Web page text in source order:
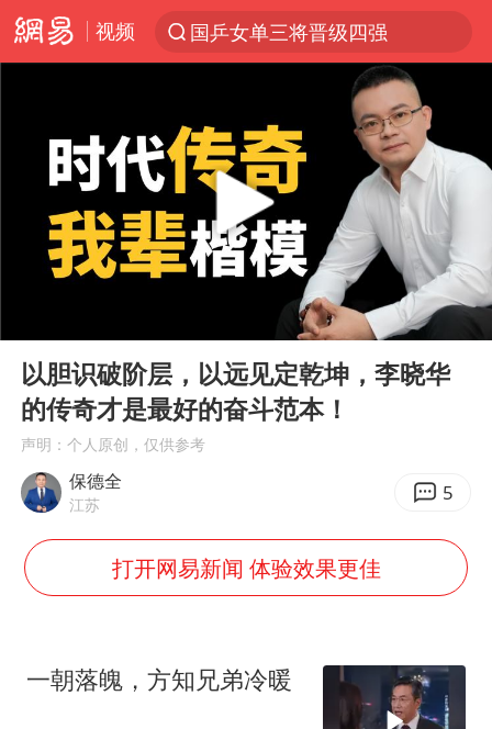
视频
国乒女单三将晋级四强
光影经济撬动暑期消费新蓝海
马克·艾伦退出斯诺克中国公开赛
日本发布排名：“中国第一，美日德韩英法居后”
央视新主播李秋莹孙亚鹏亮相
情侣平潭拍日出坠崖1死1伤
大V：马科斯把路走绝了
白海豚将正面袭击贯穿浙江
杭州全市有序停课
陈思诚零点晒照为佟丽娅庆生
夏日经济乘“热”而上 消费市场向“新”而行
36岁男演员成景区NPC后人气爆棚
宇树王兴兴被问了360多个问题
几元成本的AI广告导致千万市值蒸发
Play
10:08
以胆识破阶层，以远见定乾坤，李晓华
的传奇才是最好的奋斗范本！
声明：个人原创，仅供参考
保德全
江苏 5
打开网易新闻 体验效果更佳
一朝落魄，方知兄弟冷暖